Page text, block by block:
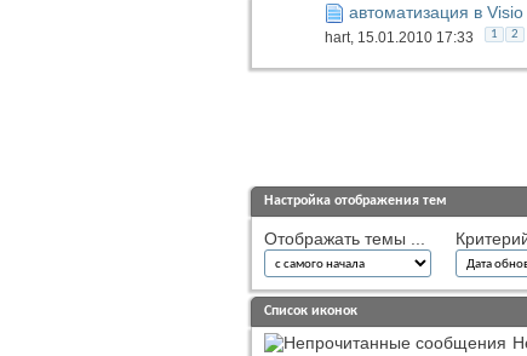
автоматизация в Visio
hart, 15.01.2010 17:33 1 2
Настройка отображения тем
Отображать темы ...
Список иконок